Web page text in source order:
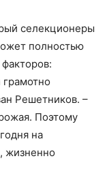
селекционеры
полностью
Решетников. –
Поэтому
на
жизненно